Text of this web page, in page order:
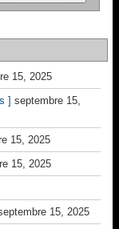
15, 2025
] septembre 15,
15, 2025
15, 2025
15, 2025